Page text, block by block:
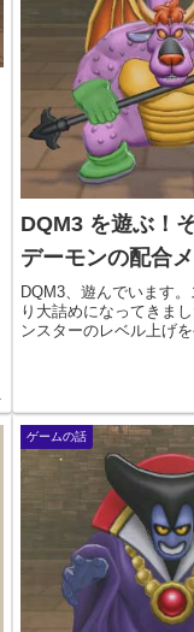
DQM3 を遊ぶ！
デーモンの配合
DQM3、遊んでいます
り大詰めになってきま
ンスターのレベル上げ
合、を目指します！ア
ゲームの話